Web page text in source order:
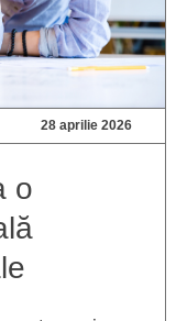
28 aprilie 2026
o